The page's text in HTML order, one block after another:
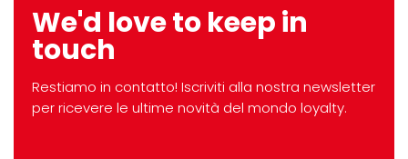
We'd love to keep in
touch
Restiamo in contatto! Iscriviti alla nostra newsletter
per ricevere le ultime novità del mondo loyalty.